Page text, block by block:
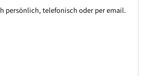
persönlich, telefonisch oder per email.